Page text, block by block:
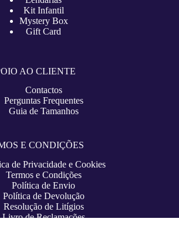
Kit Infantil
Mystery Box
Gift Card
AO CLIENTE
Contactos
Perguntas Frequentes
Guia de Tamanhos
E CONDIÇÕES
de Privacidade e Cookies
Termos e Condições
Política de Envio
Política de Devolução
Resolução de Litígios
Livro de Reclamações